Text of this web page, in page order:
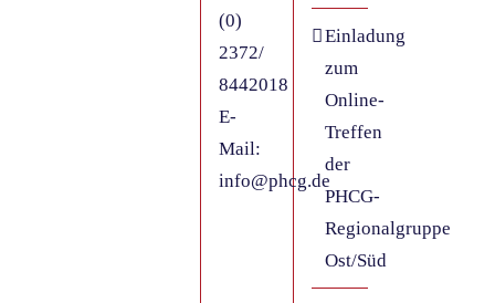
(0)
2372/
8442018
E-
Mail:
info@phcg.de
Einladung
zum
Online-
Treffen
der
PHCG-
Regionalgruppe
Ost/Süd